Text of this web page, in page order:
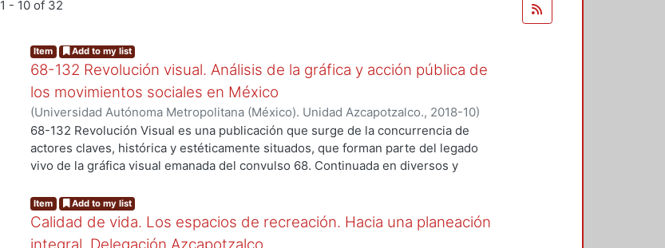
1 - 10 of 32
Item Add to my list
68-132 Revolución visual. Análisis de la gráfica y acción pública de
los movimientos sociales en México
(Universidad Autónoma Metropolitana (México). Unidad Azcapotzalco., 2018-10)
Ortiz Leroux, Jorge Gabriel;Arroyo Pedroza, Verónica;Lizarazo Arias, Diego;Pérez
Vega, Jorge;Del Castillo Troncoso, Alberto;Quiroz Trejo, Jose Othon;Aquino
Casas, Arnulfo;Tamayo, Sergio;Moreno Corso, Alejandro;Hijar Gonzalez, Cristina
68-132 Revolución Visual es una publicación que surge de la concurrencia de
actores claves, histórica y estéticamente situados, que forman parte del legado
vivo de la gráfica visual emanada del convulso 68. Continuada en diversos y
resistencia se extendió a lo largo de varias décadas para ubicarse y prolongarse en
los territorios contemporáneos de la relación entre imagen y protesta. En este
sentido, los objetivos de la presente publicación colectiva se pueden resumir en
Item Add to my list
Calidad de vida. Los espacios de recreación. Hacia una planeación
integral, Delegación Azcapotzalco